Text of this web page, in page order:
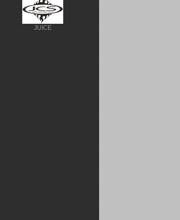
JUICE